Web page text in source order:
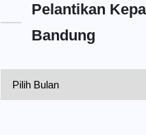
Pelantikan
Bandung